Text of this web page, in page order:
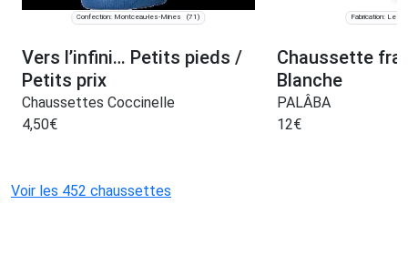
Confection: Montceau-les-Mines (71)
Vers l’infini… Petits pieds /
Petits prix
Chaussettes Coccinelle
4,50€
Fabrication: Les
Chaussette
Blanche
PALÂBA
12€
Voir les 452 chaussettes